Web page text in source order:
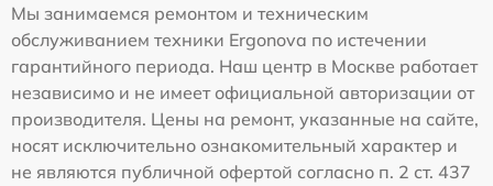
Мы занимаемся ремонтом и техническим
обслуживанием техники Ergonova по истечении
гарантийного периода. Наш центр в Москве работает
независимо и не имеет официальной авторизации от
производителя. Цены на ремонт, указанные на сайте,
носят исключительно ознакомительный характер и
не являются публичной офертой согласно п. 2 ст. 437